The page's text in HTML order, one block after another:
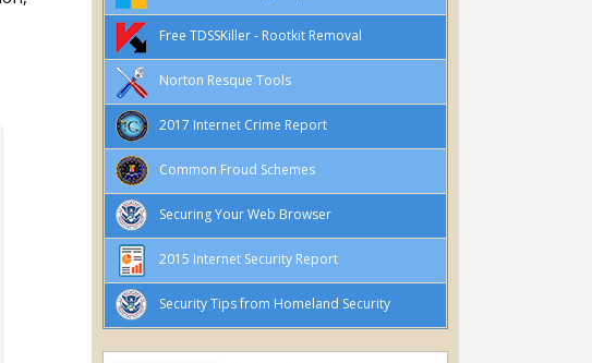
Free TDSSKiller - Rootkit Removal
Norton Resque Tools
2017 Internet Crime Report
Common Froud Schemes
Securing Your Web Browser
2015 Internet Security Report
Security Tips from Homeland Security